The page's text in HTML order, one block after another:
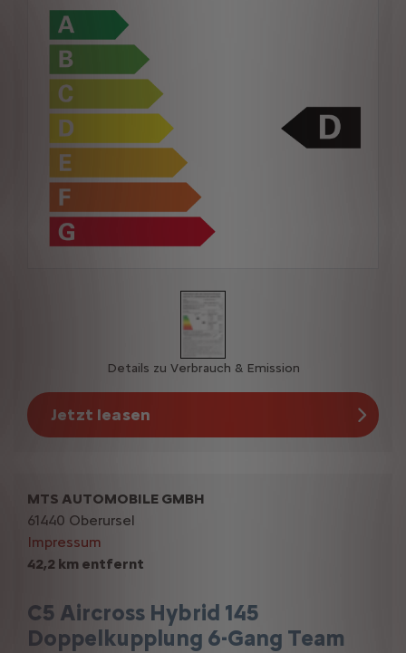
Details zu Verbrauch & Emission
Jetzt leasen
42,2 km entfernt
C5 Aircross Hybrid 145
Doppelkupplung 6-Gang Team
MTS AUTOMOBILE GMBH
61440 Oberursel
Impressum